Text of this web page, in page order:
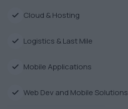
Cloud & Hosting
Logistics & Last Mile
Mobile Applications
Web Dev and Mobile Solutions